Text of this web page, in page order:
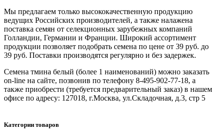
Мы предлагаем только высококачественную продукцию
ведущих Российских производителей, а также налажена
поставка семян от селекционных зарубежных компаний
Голландии, Германии и Франции. Широкий ассортимент
продукции позволяет подобрать семена по цене от 39 руб. до
39 руб. Поставки производятся регулярно и без задержек.
Семена тмина белый (более 1 наименований) можно заказать
on-line на сайте, позвонив по телефону 8-495-902-77-18, а
также приобрести (требуется предварительный заказ) в нашем
офисе по адресу: 127018, г.Москва, ул.Складочная, д.3, стр 5
Категории товаров